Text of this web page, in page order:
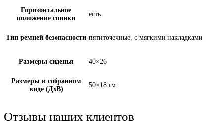
Горизонтальное
положение спинки
есть
Тип ремней безопасности пятиточечные, с мягкими накладками
Размеры сиденья 40×26
Размеры в собранном
виде (ДxВ)
50×18 см
Отзывы наших клиентов